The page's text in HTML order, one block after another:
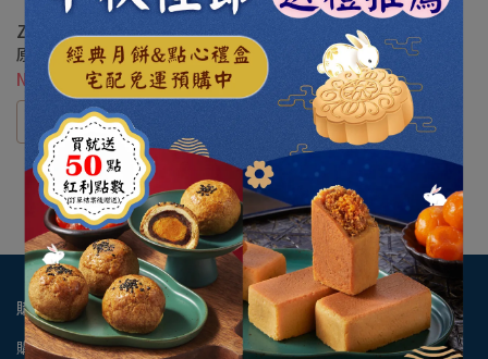
ZEBRA B3A2-C Clip-on 三色
原子筆0.7
NT$100
選購
購物相關
購物說明 退換商品 付款/運送 發票說明 隱私權保護政策